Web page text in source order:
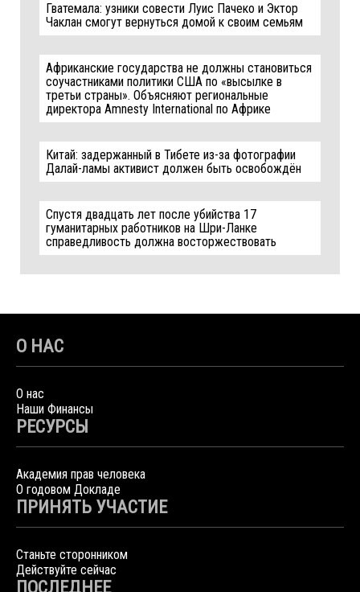
Гватемала: узники совести Луис Пачеко и Эктор
Чаклан смогут вернуться домой к своим семьям
Африканские государства не должны становиться
соучастниками политики США по «высылке в
третьи страны». Объясняют региональные
директора Amnesty International по Африке
Китай: задержанный в Тибете из-за фотографии
Далай-ламы активист должен быть освобождён
Спустя двадцать лет после убийства 17
гуманитарных работников на Шри-Ланке
справедливость должна восторжествовать
О НАС
О нас
Наши Финансы
РЕСУРСЫ
Академия прав человека
О годовом Докладе
ПРИНЯТЬ УЧАСТИЕ
Станьте сторонником
Действуйте сейчас
ПОСЛЕДНЕЕ